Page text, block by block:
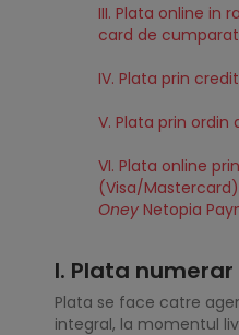
III. Plata online in
card de
IV. Plata prin
V. Plata prin ordin
VI. Plata online
(Visa/
Oney Netopia
I. Plata
Plata se face catre
integral, la momentul